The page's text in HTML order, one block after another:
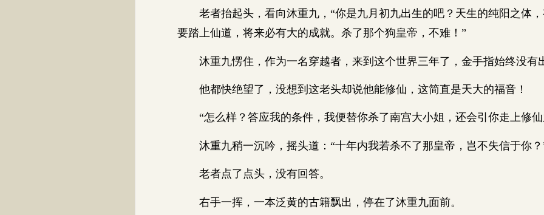
老者抬起头，看向沐重九，“你是九月初九出生的吧？天生的纯阳之体
要踏上仙道，将来必有大的成就。杀了那个狗皇帝，不难！”
沐重九愣住，作为一名穿越者，来到这个世界三年了，金手指始终没有
他都快绝望了，没想到这老头却说他能修仙，这简直是天大的福音！
“怎么样？答应我的条件，我便替你杀了南宫大小姐，还会引你走上修仙
沐重九稍一沉吟，摇头道：“十年内我若杀不了那皇帝，岂不失信于你？
老者点了点头，没有回答。
右手一挥，一本泛黄的古籍飘出，停在了沐重九面前。